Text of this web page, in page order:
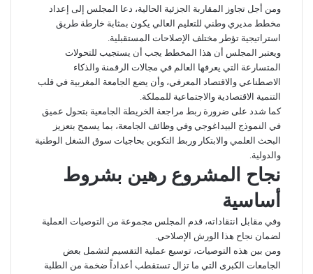
ومن أجل تجاوز المقاربة الجزئية الحالية، دعا المجلس إلى إعداد
مخطط مديري وطني للتعليم العالي يكون بمثابة خارطة طريق
استراتيجية تؤطر مختلف الإصلاحات المستقبلية.
ويعتبر المجلس أن هذا المخطط يجب أن يستجيب للتحولات
المتسارعة التي يعرفها العالم في مجالات الرقمنة والذكاء
الاصطناعي والاقتصاد المعرفي، وأن يضع الجامعة المغربية في قلب
التنمية الاقتصادية والاجتماعية للمملكة.
كما شدد على ضرورة ربط مراجعة الخريطة الجامعية بتحول عميق
في النموذج البيداغوجي وفي وظائف الجامعة، بما يسمح بتعزيز
البحث العلمي والابتكار وربط التكوين بحاجيات سوق الشغل الوطنية
والدولية.
نجاح المشروع رهين بشروط
أساسية
وفي مقابل انتقاداته، قدم المجلس مجموعة من التوصيات العملية
لضمان نجاح هذا الورش الإصلاحي.
ومن بين هذه التوصيات، توسيع عملية التقسيم لتشمل بعض
الجامعات الكبرى التي ما تزال تستقطب أعداداً ضخمة من الطلبة